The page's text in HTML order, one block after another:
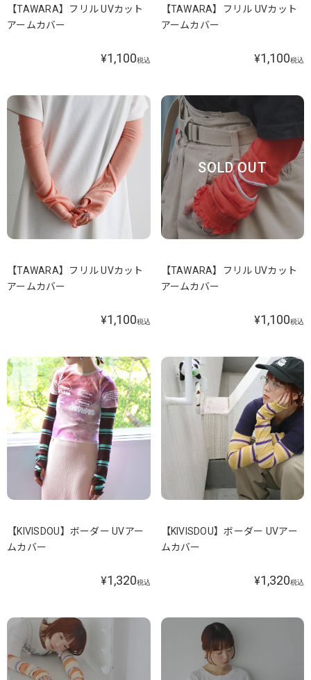
【TAWARA】フリル UVカット
アームカバー
¥1,100税込
【TAWARA】フリル UVカット
アームカバー
¥1,100税込
【TAWARA】フリル UVカット
アームカバー
¥1,100税込
SOLD OUT
【TAWARA】フリル UVカット
アームカバー
¥1,100税込
【KIVISDOU】ボーダー UVアー
ムカバー
¥1,320税込
【KIVISDOU】ボーダー UVアー
ムカバー
¥1,320税込